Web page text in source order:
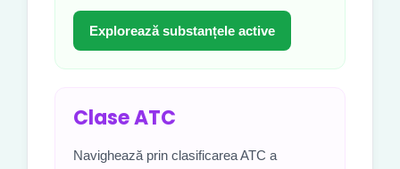
Explorează substanțele active
Clase ATC
Navighează prin clasificarea ATC a